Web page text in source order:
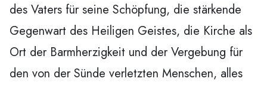
des Vaters für seine Schöpfung, die stärkende
Gegenwart des Heiligen Geistes, die Kirche als
Ort der Barmherzigkeit und der Vergebung für
den von der Sünde verletzten Menschen, alles